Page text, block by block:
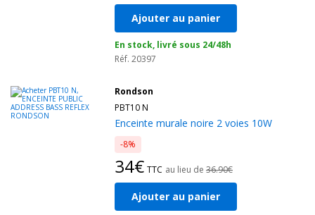
Ajouter au panier
En stock, livré sous 24/48h
Réf. 20397
Rondson
PBT10 N
Enceinte murale noire 2 voies 10W
-8%
34€ TTC au lieu de 36.90€
Ajouter au panier